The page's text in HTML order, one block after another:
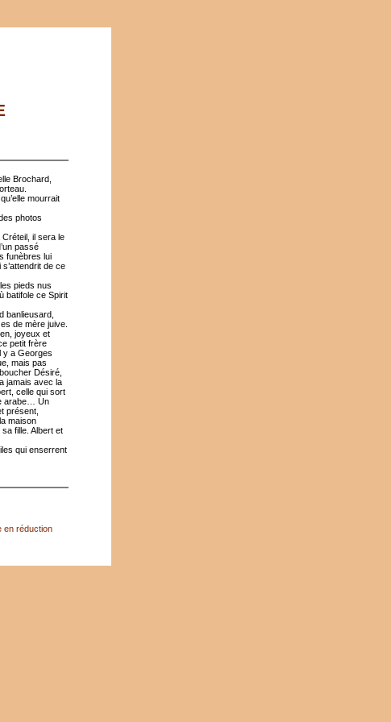
Brochard,
mourrait
photos
il sera le
passé
funèbres lui
de ce
pieds nus
batifole ce Spirit
banlieusard,
de mère juive.
joyeux et
petit frère
y a Georges
mais pas
Désiré,
jamais avec la
celle qui sort
arabe… Un
présent,
maison
sa fille. Albert et
qui enserrent
en réduction